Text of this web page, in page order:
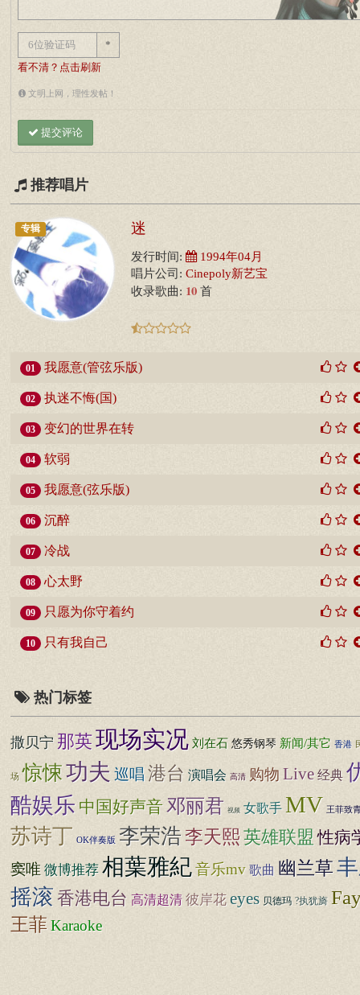
*
看不清？点击刷新
文明上网，理性发帖！
提交评论
推荐唱片
专辑 迷
发行时间: 1994年04月
唱片公司: Cinepoly新艺宝
收录歌曲: 10 首
01 我愿意(管弦乐版)
02 执迷不悔(国)
03 变幻的世界在转
04 软弱
05 我愿意(弦乐版)
06 沉醉
07 冷战
08 心太野
09 只愿为你守着约
10 只有我自己
热门标签
撒贝宁 那英现场实况 刘在石 悠秀钢琴 新闻/其它 香港
场 惊悚功夫 巡唱港台 演唱会 高清 购物Live 经典
酷娱乐 中国好声音邓丽君 视频 女歌手 MV 王菲致
苏诗丁 OK伴奏版 李荣浩李天熙英雄联盟 性病
窦唯 微博推荐 相葉雅紀音乐mv 歌曲 幽兰草
摇滚香港电台 高清超清 彼岸花 eyes 贝德玛 ?执犹旖
王菲Karaoke